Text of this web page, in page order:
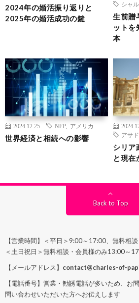
2024年の婚活振り返りと
2025年の婚活成功の鍵
シャ
生前贈
ットを
本
2024.12.25 NFP アメリカ
世界経済と相続への影響
アサド
シリア
と現在
Back to Top
【営業時間】＜平日＞9:00～17:00、無料相
＜土日祝日＞無料相談・会員様のみ13:00～
【メールアドレス】 contact@charles-of-
【電話番号】営業・勧誘電話が多いため、お
問い合わせいただいた方へお伝えします